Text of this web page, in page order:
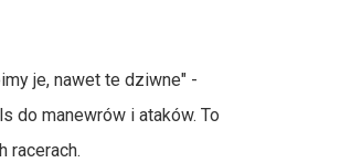
je, nawet te dziwne" -
do manewrów i ataków. To
racerach.